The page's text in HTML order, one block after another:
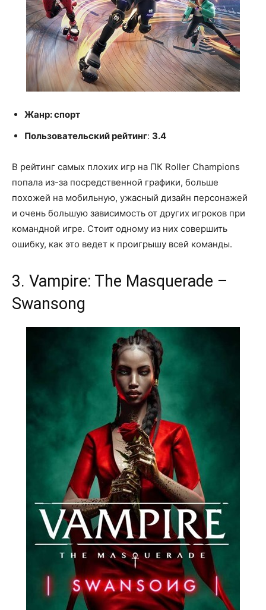
Жанр: спорт
Пользовательский рейтинг: 3.4
В рейтинг самых плохих игр на ПК Roller Champions
попала из-за посредственной графики, больше
похожей на мобильную, ужасный дизайн персонажей
и очень большую зависимость от других игроков при
командной игре. Стоит одному из них совершить
ошибку, как это ведет к проигрышу всей команды.
3. Vampire: The Masquerade –
Swansong